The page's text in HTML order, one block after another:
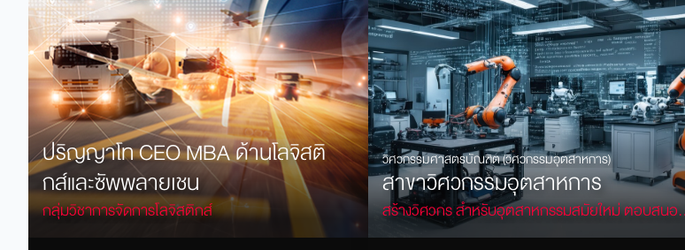
ปริญญาโท CEO MBA ด้านโลจิสติ
กส์และซัพพลายเชน
กลุ่มวิชาการจัดการโลจิสติกส์
วิศวกรรมศาสตรบัณฑิต (วิศวกรรมอุตสาหการ)
สาขาวิศวกรรมอุตสาหการ
สร้างวิศวกร สำหรับอุตสาหกรรมสมัยใหม่ ตอบสนอง
แรงงานในอุตสาหกรรมแห่งอนาคต